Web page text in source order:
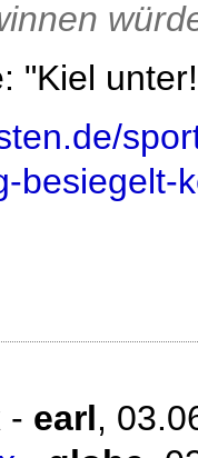
"Kiel
besiegelt-
- earl,